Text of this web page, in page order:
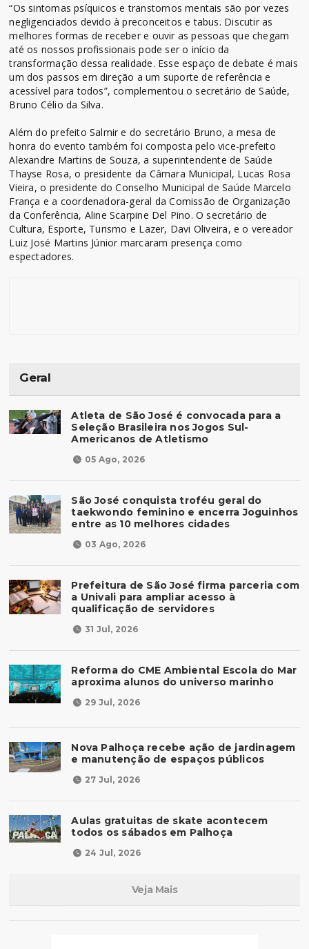
“Os sintomas psíquicos e transtornos mentais são por vezes
negligenciados devido à preconceitos e tabus. Discutir as
melhores formas de receber e ouvir as pessoas que chegam
até os nossos profissionais pode ser o início da
transformação dessa realidade. Esse espaço de debate é mais
um dos passos em direção a um suporte de referência e
acessível para todos”, complementou o secretário de Saúde,
Bruno Célio da Silva.
Além do prefeito Salmir e do secretário Bruno, a mesa de
honra do evento também foi composta pelo vice-prefeito
Alexandre Martins de Souza, a superintendente de Saúde
Thayse Rosa, o presidente da Câmara Municipal, Lucas Rosa
Vieira, o presidente do Conselho Municipal de Saúde Marcelo
França e a coordenadora-geral da Comissão de Organização
da Conferência, Aline Scarpine Del Pino. O secretário de
Cultura, Esporte, Turismo e Lazer, Davi Oliveira, e o vereador
Luiz José Martins Júnior marcaram presença como
espectadores.
Geral
Atleta de São José é convocada para a
Seleção Brasileira nos Jogos Sul-
Americanos de Atletismo
05 Ago, 2026
São José conquista troféu geral do
taekwondo feminino e encerra Joguinhos
entre as 10 melhores cidades
03 Ago, 2026
Prefeitura de São José firma parceria com
a Univali para ampliar acesso à
qualificação de servidores
31 Jul, 2026
Reforma do CME Ambiental Escola do Mar
aproxima alunos do universo marinho
29 Jul, 2026
Nova Palhoça recebe ação de jardinagem
e manutenção de espaços públicos
27 Jul, 2026
Aulas gratuitas de skate acontecem
todos os sábados em Palhoça
24 Jul, 2026
Veja Mais